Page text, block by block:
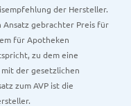
der Hersteller.
Ansatz gebrachter Preis für
für Apotheken
zu dem eine
der gesetzlichen
zum AVP ist die